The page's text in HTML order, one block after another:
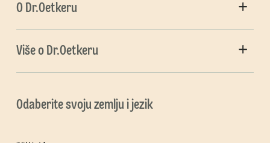
O Dr.Oetkeru
Više o Dr.Oetkeru
Odaberite svoju zemlju i jezik